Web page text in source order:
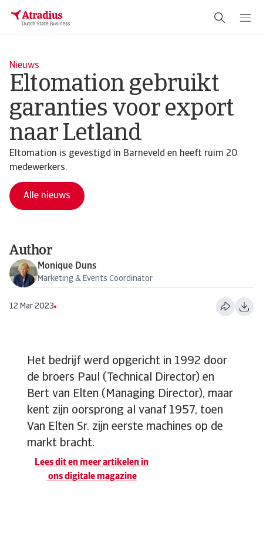
Nieuws
Eltomation gebruikt
garanties voor export
naar Letland
Eltomation is gevestigd in Barneveld en heeft ruim 20
medewerkers.
Alle nieuws
Author
Monique Duns
Marketing & Events Coordinator
12 Mar 2023
Het bedrijf werd opgericht in 1992 door
de broers Paul (Technical Director) en
Bert van Elten (Managing Director), maar
kent zijn oorsprong al vanaf 1957, toen
Van Elten Sr. zijn eerste machines op de
markt bracht.
Lees dit en meer artikelen in
ons digitale magazine